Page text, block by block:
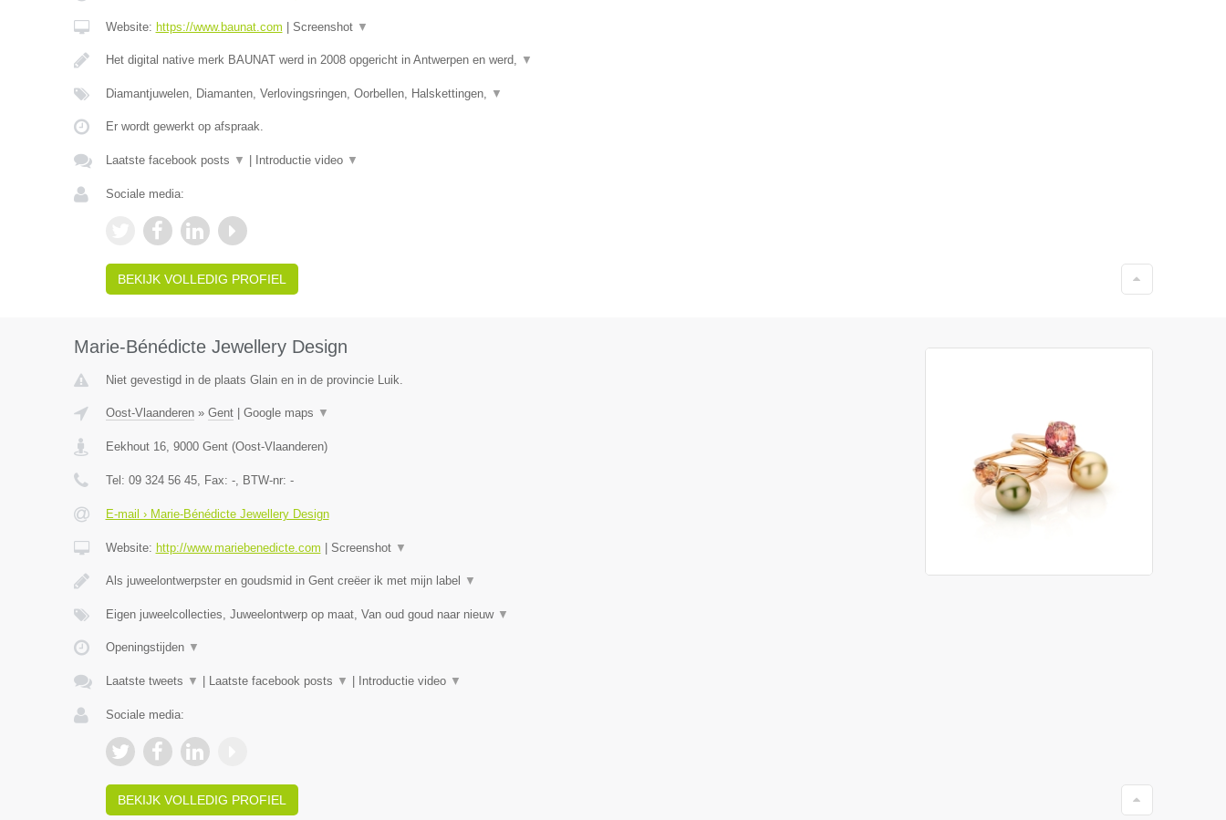
Website: https://www.baunat.com Screenshot ▼
Het digital native merk BAUNAT werd in 2008 opgericht in Antwerpen en werd, ▼
Diamantjuwelen, Diamanten, Verlovingsringen, Oorbellen, Halskettingen, ▼
Er wordt gewerkt op afspraak.
Laatste facebook posts ▼ Introductie video ▼
Sociale media:
BEKIJK VOLLEDIG PROFIEL
Marie-Bénédicte Jewellery Design
Niet gevestigd in de plaats Glain en in de provincie Luik.
Oost-Vlaanderen» Gent| Google maps ▼
Eekhout 16, 9000 Gent(Oost-Vlaanderen)
Tel: 09 324 56 45, Fax: -, BTW-nr: -
E-mail › Marie-Bénédicte Jewellery Design
Website: http://www.mariebenedicte.com Screenshot ▼
Als juweelontwerpster en goudsmid in Gent creëer ik met mijn label ▼
Eigen juweelcollecties, Juweelontwerp op maat, Van oud goud naar nieuw ▼
Openingstijden ▼
Laatste tweets ▼ Laatste facebook posts ▼ Introductie video ▼
Sociale media:
BEKIJK VOLLEDIG PROFIEL